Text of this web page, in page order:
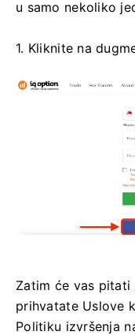
u samo nekoliko
1. Kliknite na
Zatim će vas pitati
prihvatate Uslove
Politiku izvršenja